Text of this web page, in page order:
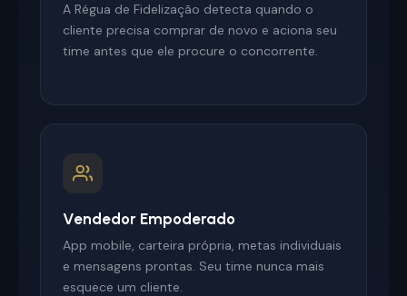
A Régua de Fidelização detecta quando o
cliente precisa comprar de novo e aciona seu
time antes que ele procure o concorrente.
Vendedor Empoderado
App mobile, carteira própria, metas individuais
e mensagens prontas. Seu time nunca mais
esquece um cliente.